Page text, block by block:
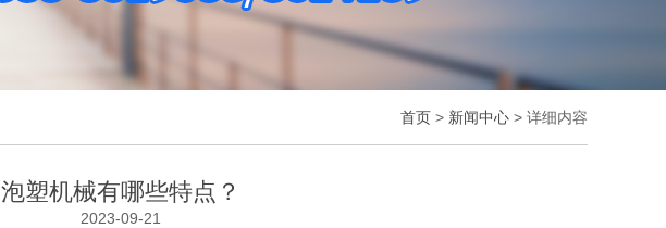
首页 > 新闻中心 > 详细内容
泡塑机械有哪些特点？
2023-09-21